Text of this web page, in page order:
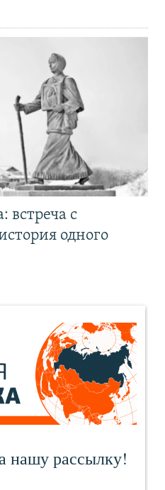
встреча с
одного